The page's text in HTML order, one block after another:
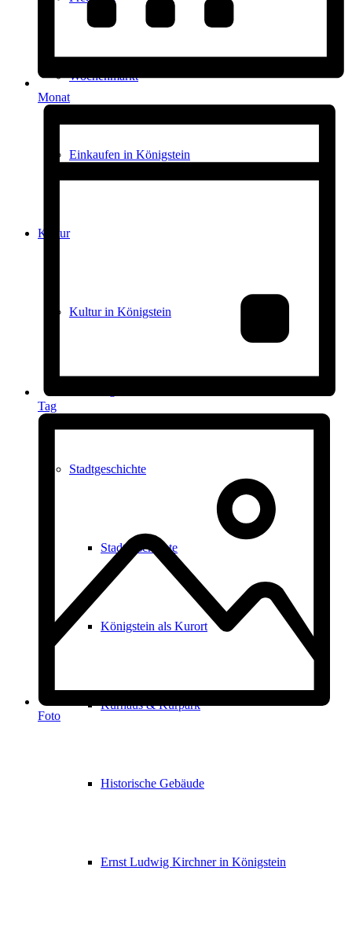
Wochenmarkt
Einkaufen in Königstein
Kultur
Kultur in Königstein
Stadtgeschichte
Stadtgeschichte
Königstein als Kurort
Kurhaus & Kurpark
Historische Gebäude
Ernst Ludwig Kirchner in Königstein
Monat
Tag
Foto